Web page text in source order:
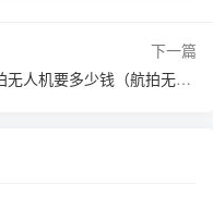
下一篇
航拍无人机要多少钱（航拍无人机多少钱的能用）